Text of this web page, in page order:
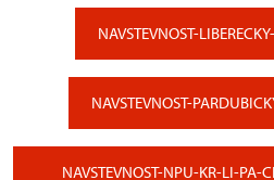
NAVSTEVNOST-
NAVSTEVNOST-
NAVSTEVNOST-NPU-KR-LI-PA-